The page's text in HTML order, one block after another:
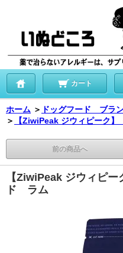
カート
ホーム ＞ ドッグフード ブラ
＞
【ZiwiPeak ジウィピーク
前の商品へ
【ZiwiPeak ジウィピ
ド ラム